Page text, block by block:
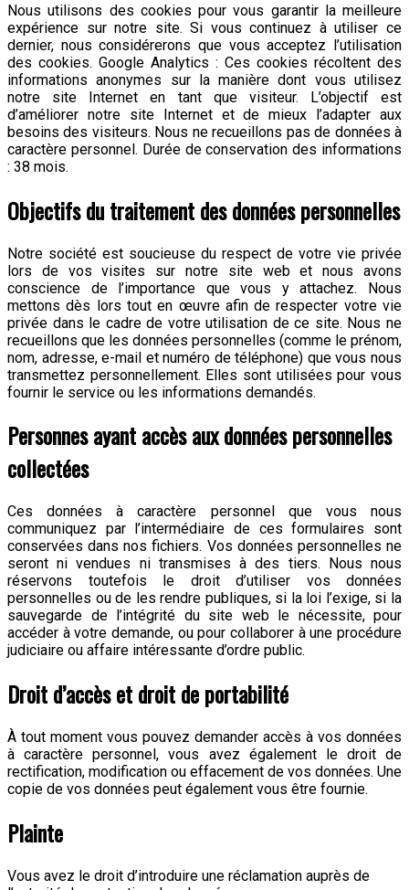
Nous utilisons des cookies pour vous garantir la meilleure
expérience sur notre site. Si vous continuez à utiliser ce
dernier, nous considérerons que vous acceptez l’utilisation
des cookies. Google Analytics : Ces cookies récoltent des
informations anonymes sur la manière dont vous utilisez
notre site Internet en tant que visiteur. L’objectif est
d’améliorer notre site Internet et de mieux l’adapter aux
besoins des visiteurs. Nous ne recueillons pas de données à
caractère personnel. Durée de conservation des informations
: 38 mois.
Objectifs du traitement des données personnelles
Notre société est soucieuse du respect de votre vie privée
lors de vos visites sur notre site web et nous avons
conscience de l’importance que vous y attachez. Nous
mettons dès lors tout en œuvre afin de respecter votre vie
privée dans le cadre de votre utilisation de ce site. Nous ne
recueillons que les données personnelles (comme le prénom,
nom, adresse, e-mail et numéro de téléphone) que vous nous
transmettez personnellement. Elles sont utilisées pour vous
fournir le service ou les informations demandés.
Personnes ayant accès aux données personnelles
collectées
Ces données à caractère personnel que vous nous
communiquez par l’intermédiaire de ces formulaires sont
conservées dans nos fichiers. Vos données personnelles ne
seront ni vendues ni transmises à des tiers. Nous nous
réservons toutefois le droit d’utiliser vos données
personnelles ou de les rendre publiques, si la loi l’exige, si la
sauvegarde de l’intégrité du site web le nécessite, pour
accéder à votre demande, ou pour collaborer à une procédure
judiciaire ou affaire intéressante d’ordre public.
Droit d’accès et droit de portabilité
À tout moment vous pouvez demander accès à vos données
à caractère personnel, vous avez également le droit de
rectification, modification ou effacement de vos données. Une
copie de vos données peut également vous être fournie.
Plainte
Vous avez le droit d’introduire une réclamation auprès de